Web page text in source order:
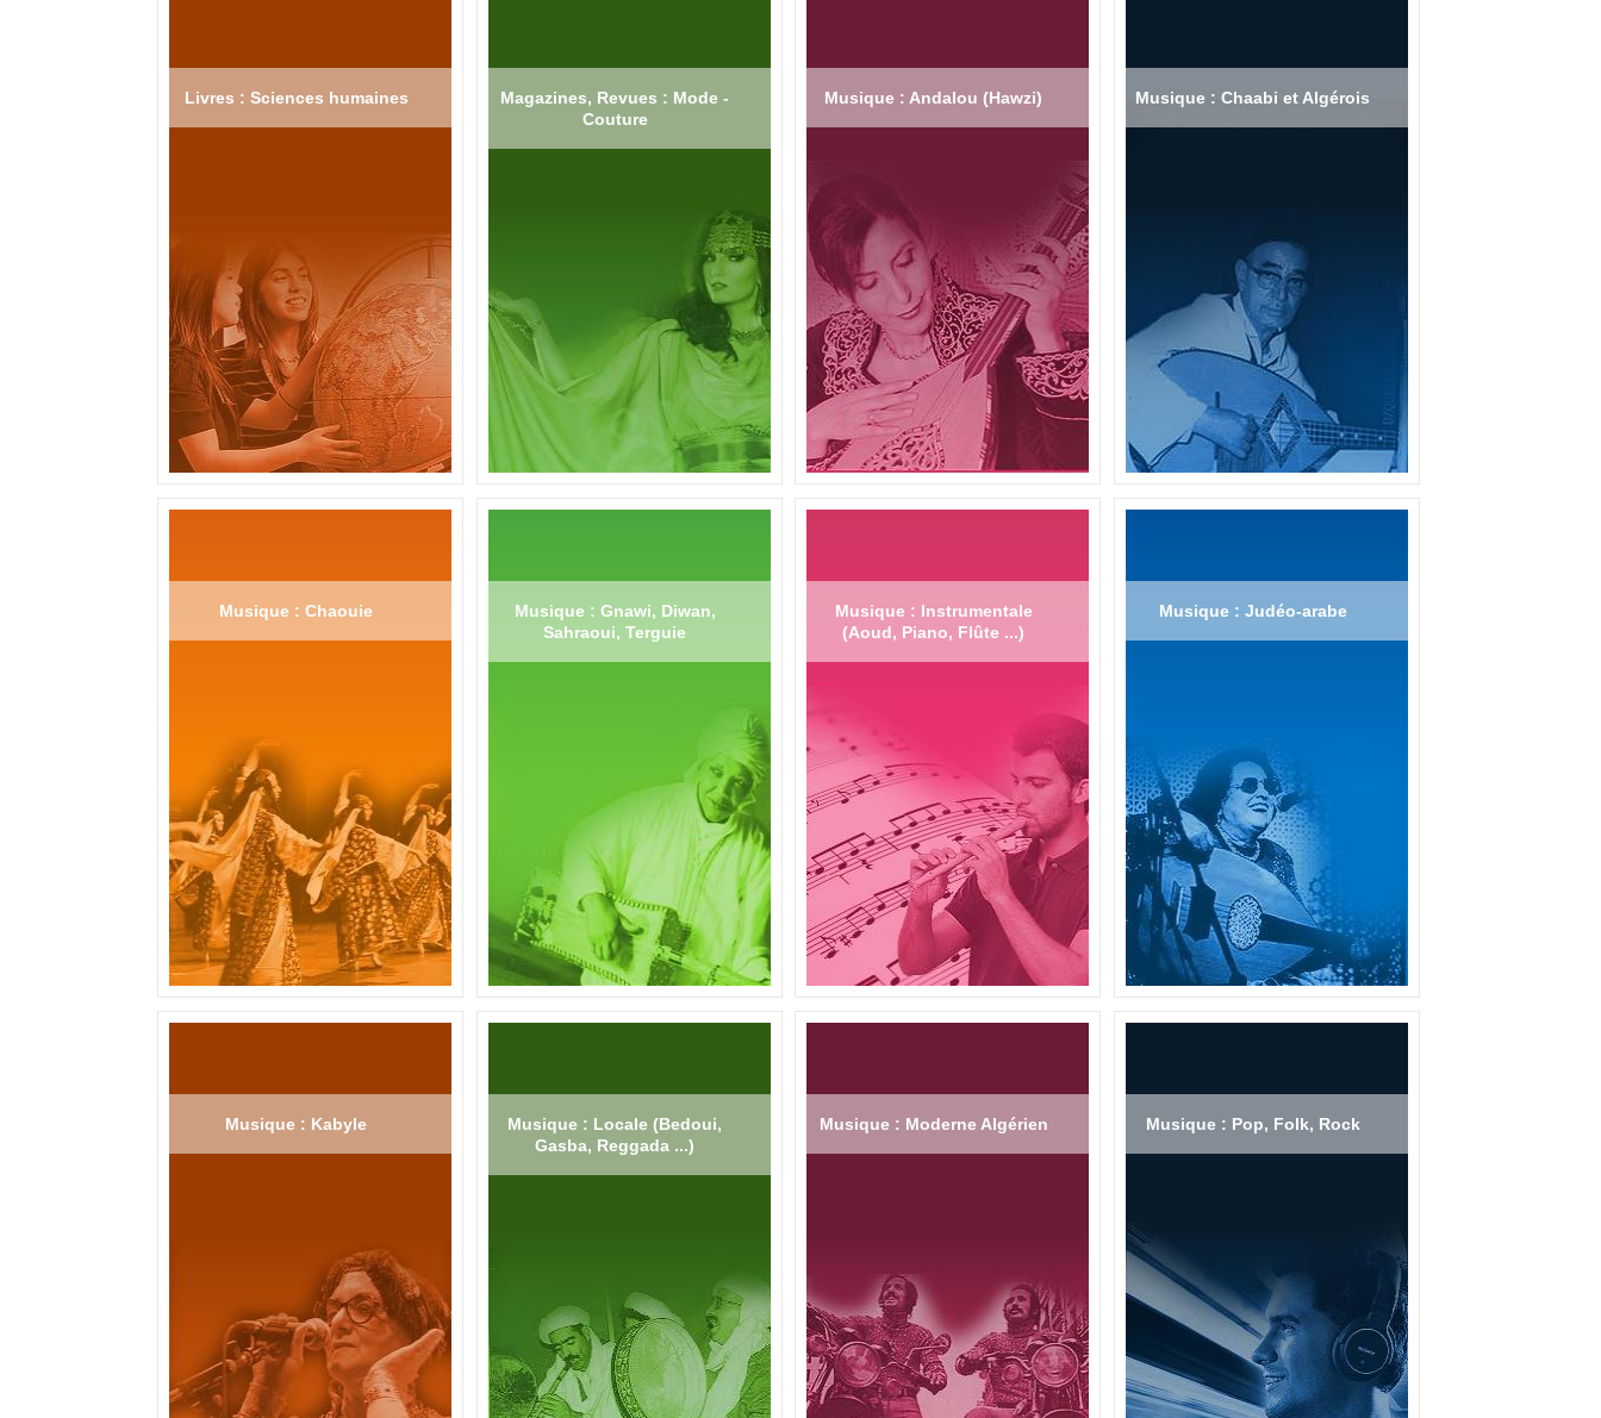
Livres : Sciences humaines
Magazines, Revues : Mode -
Couture
Musique : Andalou (Hawzi) Musique : Chaabi et Algérois
Musique : Chaouie
Musique : Gnawi, Diwan,
Sahraoui, Terguie
Musique : Instrumentale
(Aoud, Piano, Flûte ...)
Musique : Judéo-arabe
Musique : Kabyle
Musique : Locale (Bedoui,
Gasba, Reggada ...)
Musique : Moderne Algérien Musique : Pop, Folk, Rock